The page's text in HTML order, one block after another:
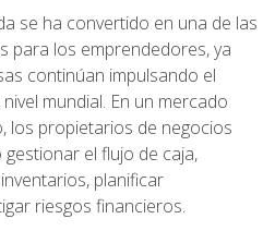
se ha convertido en una de las
para los emprendedores, ya
continúan impulsando el
mundial. En un mercado
los propietarios de negocios
el flujo de caja,
planificar
riesgos financieros.